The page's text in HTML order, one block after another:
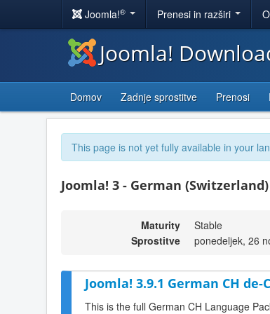
Joomla!® Prenesi in razširi
Joomla!
Domov Zadnje sprostitve Prenosi
This page is not yet fully available in your
Joomla! 3 - German (Switzerland)
Maturity
Stable
Sprostitve
ponedeljek, 26
Joomla! 3.9.1 German CH de-
This is the full German CH Language